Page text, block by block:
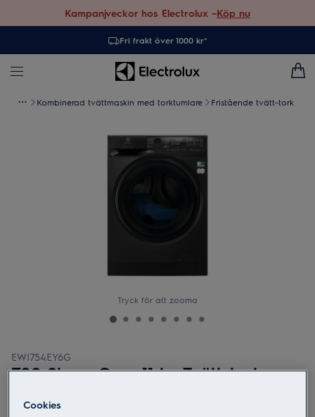
Kampanjveckor hos Electrolux –Köp nu
Fri frakt över 1000 kr*
Kombinerad tvättmaskin med torktumlare Fristående tvätt-tork
Tryck för att zooma
EWI754EY6G
700 SteamCare 11 kg Tvätt-tork
Cookies